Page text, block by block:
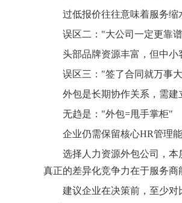
过低报价往往意味着服务缩
误区二："大公司一定更靠
头部品牌资源丰富，但中小
误区三："签了合同就万事
外包是长期协作关系，需建
无趋是："外包=甩手掌柜"
企业仍需保留核心HR管理
选择人力资源外包公司，
真正的差异化竞争力在于服务商
建议企业在决策前，至少